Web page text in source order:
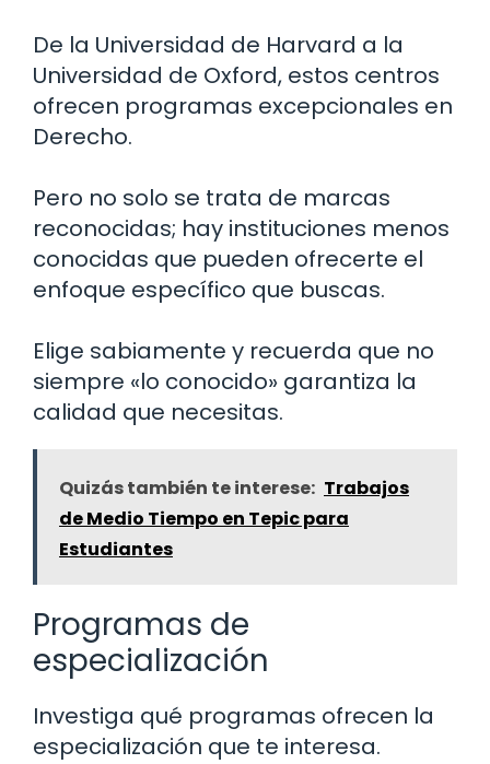
De la Universidad de Harvard a la
Universidad de Oxford, estos centros
ofrecen programas excepcionales en
Derecho.
Pero no solo se trata de marcas
reconocidas; hay instituciones menos
conocidas que pueden ofrecerte el
enfoque específico que buscas.
Elige sabiamente y recuerda que no
siempre «lo conocido» garantiza la
calidad que necesitas.
Quizás también te interese: Trabajos
de Medio Tiempo en Tepic para
Estudiantes
Programas de
especialización
Investiga qué programas ofrecen la
especialización que te interesa.